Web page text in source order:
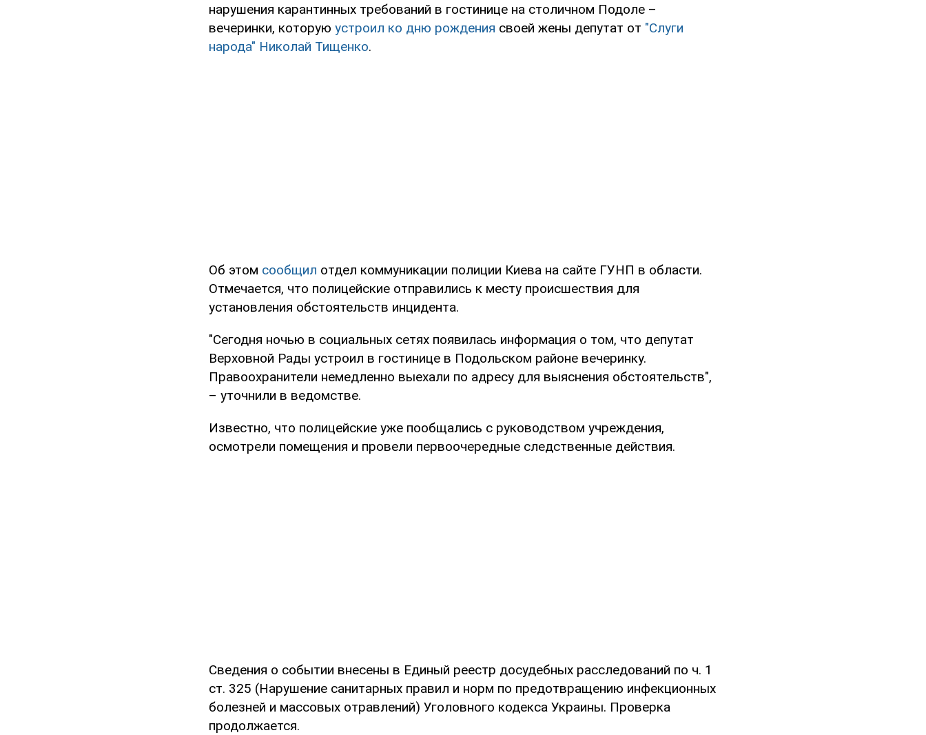
нарушения карантинных требований в гостинице на столичном Подоле –
вечеринки, которую устроил ко дню рождения своей жены депутат от "Слуги
народа" Николай Тищенко.
Об этом сообщил отдел коммуникации полиции Киева на сайте ГУНП в области.
Отмечается, что полицейские отправились к месту происшествия для
установления обстоятельств инцидента.
"Сегодня ночью в социальных сетях появилась информация о том, что депутат
Верховной Рады устроил в гостинице в Подольском районе вечеринку.
Правоохранители немедленно выехали по адресу для выяснения обстоятельств",
– уточнили в ведомстве.
Известно, что полицейские уже пообщались с руководством учреждения,
осмотрели помещения и провели первоочередные следственные действия.
Сведения о событии внесены в Единый реестр досудебных расследований по ч. 1
ст. 325 (Нарушение санитарных правил и норм по предотвращению инфекционных
болезней и массовых отравлений) Уголовного кодекса Украины. Проверка
продолжается.